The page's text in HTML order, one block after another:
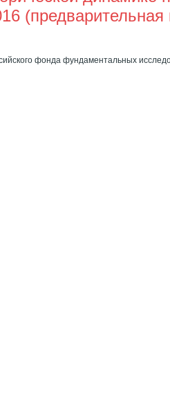
(предварительная
фонда фундаментальных